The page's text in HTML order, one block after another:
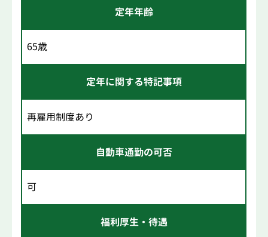
定年年齢
65歳
定年に関する特記事項
再雇用制度あり
自動車通勤の可否
可
福利厚生・待遇